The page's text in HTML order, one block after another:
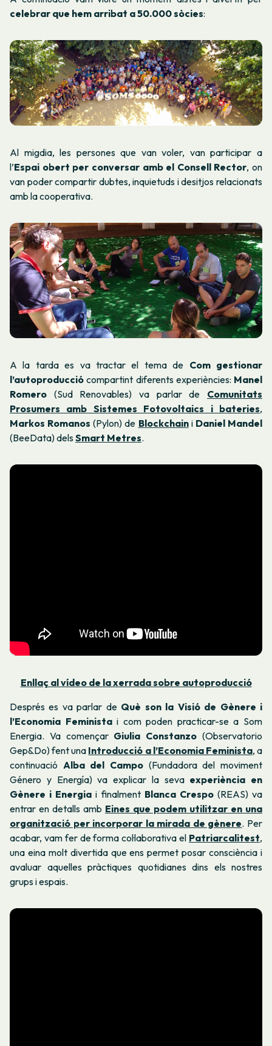
celebrar que hem arribat a 50.000 sòcies:
Al migdia, les persones que van voler, van participar a
l’Espai obert per conversar amb el Consell Rector, on
van poder compartir dubtes, inquietuds i desitjos relacionats
amb la cooperativa.
A la tarda es va tractar el tema de Com gestionar
l’autoproducció compartint diferents experiències: Manel
Romero (Sud Renovables) va parlar de Comunitats
Prosumers amb Sistemes Fotovoltaics i bateries,
Markos Romanos (Pylon) de Blockchaini Daniel Mandel
(BeeData) delsSmart Metres.
Enllaç al vídeo de la xerrada sobre autoproducció
Després es va parlar de Què son la Visió de Gènere i
l’Economia Feministai com poden practicar-se a Som
Energia. Va començar Giulia Constanzo (Observatorio
Gep&Do) fent una Introducció a l’Economia Feminista, a
continuació Alba del Campo (Fundadora del moviment
Género y Energía) va explicar la seva experiència en
Gènere i Energia i finalment Blanca Crespo(REAS) va
entrar en detalls amb Eines que podem utilitzar en una
organització per incorporar la mirada de gènere. Per
acabar, vam fer de forma col·laborativa el Patriarcalitest,
una eina molt divertida que ens permet posar consciència i
avaluar aquelles pràctiques quotidianes dins els nostres
grups i espais.